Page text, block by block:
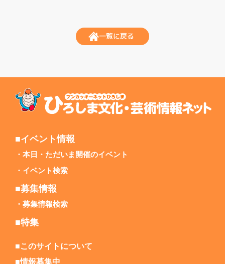
一覧に戻る
■イベント情報
本日・ただいま開催のイベント
イベント検索
■募集情報
募集情報検索
■特集
■このサイトについて
■情報募集中